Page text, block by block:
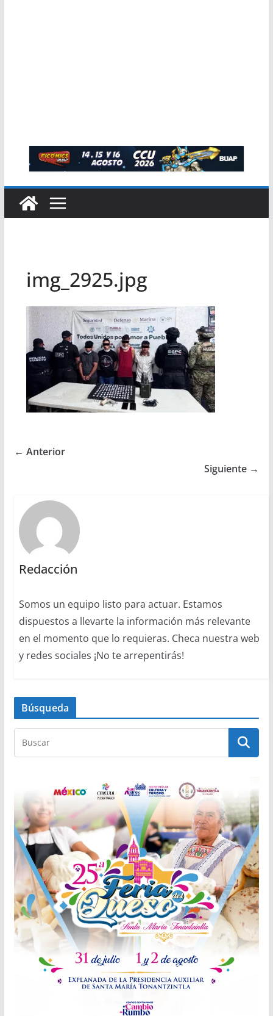
img_2925.jpg
← Anterior
Siguiente →
Redacción
Somos un equipo listo para actuar. Estamos
dispuestos a llevarte la información más relevante
en el momento que lo requieras. Checa nuestra web
y redes sociales ¡No te arrepentirás!
Búsqueda